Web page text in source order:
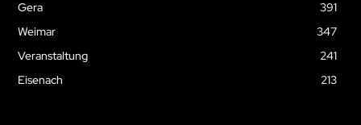
Gera
391
Weimar
347
Veranstaltung
241
Eisenach
213